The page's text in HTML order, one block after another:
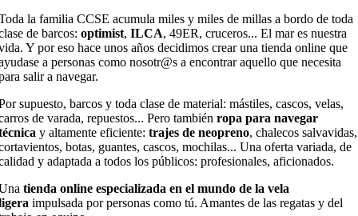
la familia CCSE acumula miles y miles de millas a bordo de toda
de barcos: optimist, ILCA, 49ER, cruceros... El mar es nuestra
Y por eso hace unos años decidimos crear una tienda online que
a personas como nosotr@s a encontrar aquello que necesita
salir a navegar.
supuesto, barcos y toda clase de material: mástiles, cascos, velas,
de varada, repuestos... Pero también ropa para navegar
y altamente eficiente: trajes de neopreno, chalecos salvavidas,
botas, guantes, cascos, mochilas... Una oferta variada, de
y adaptada a todos los públicos: profesionales, aficionados.
tienda online especializada en el mundo de la vela
impulsada por personas como tú. Amantes de las regatas y del